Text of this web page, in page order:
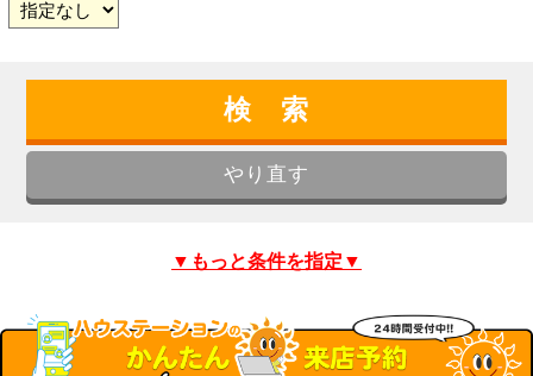
▼もっと条件を指定▼